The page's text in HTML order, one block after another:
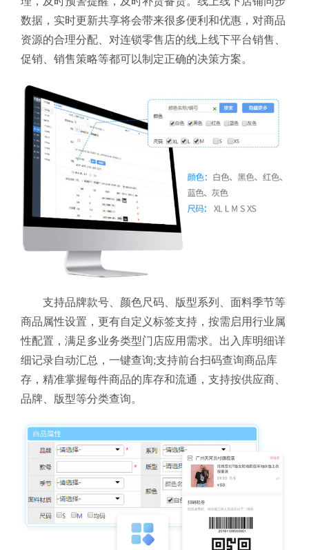
数据，实时更新共享将会带来很多便利和优惠，对商品
资源的合理分配、对连锁零售店的线上线下平台销售、
促销、销售策略等都可以制定正确的决策方案。
支持品牌款号、颜色尺码、版型系列、面料季节等
商品属性设置，更有自定义标签支持，按需启用行业属
性配置，满足多业务类型门店应用需求。出入库明细详
细记录自动汇总，一键查询;支持前台扫码查询商品库
存，精准掌握每件商品的库存和流通，支持按供应商、
品牌、版型等分类查询。